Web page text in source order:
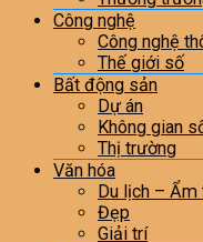
Công nghệ
Công nghệ
Thế giới số
Bất động sản
Dự án
Không gian
Thị trường
Văn hóa
Du lịch – Ẩm
Đẹp
Giải trí